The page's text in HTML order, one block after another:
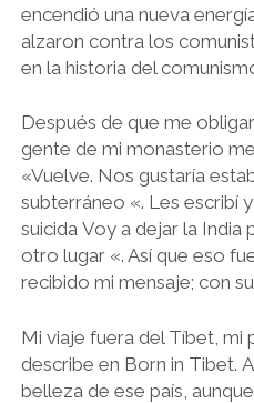
encendió una nueva
alzaron contra los
en la historia del
Después de que me
gente de mi monasterio
«Vuelve. Nos gustaría
subterráneo «. Les escribí
suicida Voy a dejar la India
otro lugar «. Así que eso
recibido mi mensaje; con
Mi viaje fuera del Tíbet, mi
describe en Born in Tibet.
belleza de ese país,